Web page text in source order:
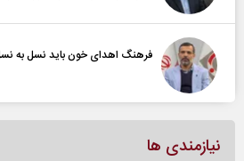
فرهنگ اهدای خون باید نسل به
نیازمندی ها